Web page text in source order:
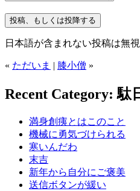
日本語が含まれない投稿は無
« ただいま | 膝小僧 »
Recent Category: 駄
満身創痍とはこのこと
機械に勇気づけられる
寒いんだわ
末吉
新年から自分にご褒美
送信ボタンが緩い